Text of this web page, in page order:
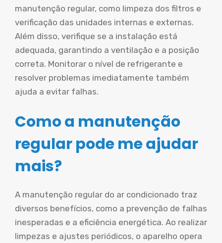
manutenção regular, como limpeza dos filtros e
verificação das unidades internas e externas.
Além disso, verifique se a instalação está
adequada, garantindo a ventilação e a posição
correta. Monitorar o nível de refrigerante e
resolver problemas imediatamente também
ajuda a evitar falhas.
Como a manutenção
regular pode me ajudar
mais?
A manutenção regular do ar condicionado traz
diversos benefícios, como a prevenção de falhas
inesperadas e a eficiência energética. Ao realizar
limpezas e ajustes periódicos, o aparelho opera